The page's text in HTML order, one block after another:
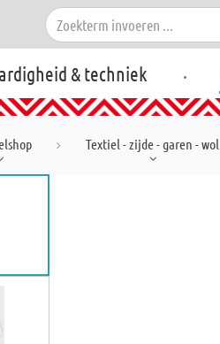
& techniek .
Textiel - zijde - garen - wol